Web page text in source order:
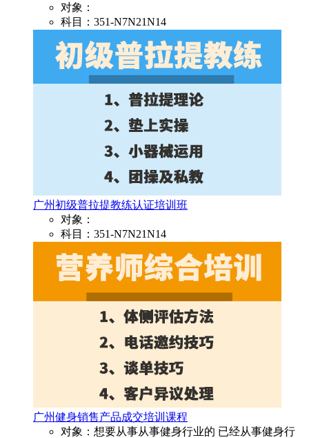
对象：
科目：351-N7N21N14
广州初级普拉提教练认证培训班
对象：
科目：351-N7N21N14
广州健身销售产品成交培训课程
对象：想要从事从事健身行业的 已经从事健身行